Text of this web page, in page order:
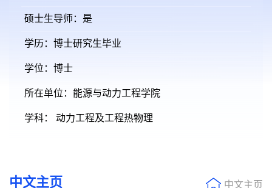
硕士生导师：是
学历：博士研究生毕业
学位：博士
所在单位：能源与动力工程学院
学科： 动力工程及工程热物理
中文主页 中文主页